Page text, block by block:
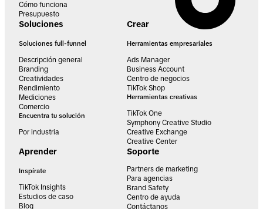
Cómo funciona
Presupuesto
Soluciones
Soluciones full-funnel
Descripción general
Branding
Creatividades
Rendimiento
Mediciones
Comercio
Encuentra tu solución
Por industria
Crear
Herramientas empresariales
Ads Manager
Business Account
Centro de negocios
TikTok Shop
Herramientas creativas
TikTok One
Symphony Creative Studio
Creative Exchange
Creative Center
Aprender
Inspírate
TikTok Insights
Estudios de caso
Blog
Soporte
Partners de marketing
Para agencias
Brand Safety
Centro de ayuda
Contáctanos